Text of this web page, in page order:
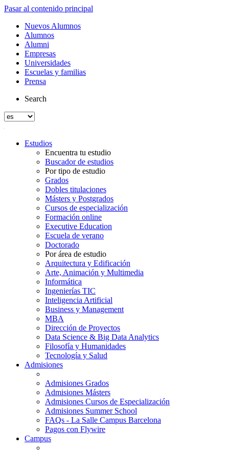
Pasar al contenido principal
Nuevos Alumnos
Alumnos
Alumni
Empresas
Universidades
Escuelas y familias
Prensa
Search
Estudios
Encuentra tu estudio
Buscador de estudios
Por tipo de estudio
Grados
Dobles titulaciones
Másters y Postgrados
Cursos de especialización
Formación online
Executive Education
Escuela de verano
Doctorado
Por área de estudio
Arquitectura y Edificación
Arte, Animación y Multimedia
Informática
Ingenierías TIC
Inteligencia Artificial
Business y Management
MBA
Dirección de Proyectos
Data Science & Big Data Analytics
Filosofía y Humanidades
Tecnología y Salud
Admisiones
Admisiones Grados
Admisiones Másters
Admisiones Cursos de Especialización
Admisiones Summer School
FAQs - La Salle Campus Barcelona
Pagos con Flywire
Campus